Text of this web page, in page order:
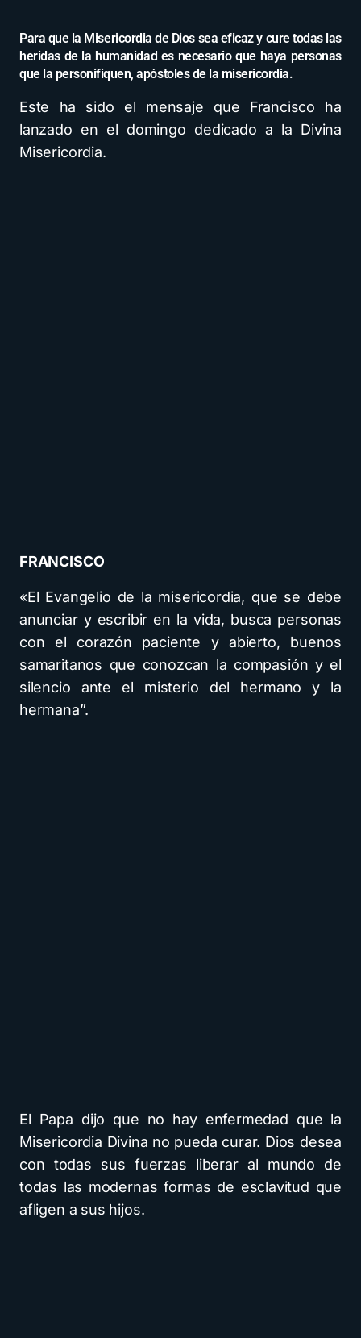
Para que la Misericordia de Dios sea eficaz y cure todas las
heridas de la humanidad es necesario que haya personas
que la personifiquen, apóstoles de la misericordia.
Este ha sido el mensaje que Francisco ha
lanzado en el domingo dedicado a la Divina
Misericordia.
FRANCISCO
«El Evangelio de la misericordia, que se debe
anunciar y escribir en la vida, busca personas
con el corazón paciente y abierto, buenos
samaritanos que conozcan la compasión y el
silencio ante el misterio del hermano y la
hermana”.
El Papa dijo que no hay enfermedad que la
Misericordia Divina no pueda curar. Dios desea
con todas sus fuerzas liberar al mundo de
todas las modernas formas de esclavitud que
afligen a sus hijos.